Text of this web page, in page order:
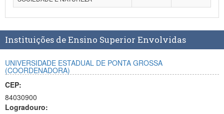
Instituições de Ensino Superior Envolvidas
UNIVERSIDADE ESTADUAL DE PONTA GROSSA
(COORDENADORA)
CEP:
84030900
Logradouro: